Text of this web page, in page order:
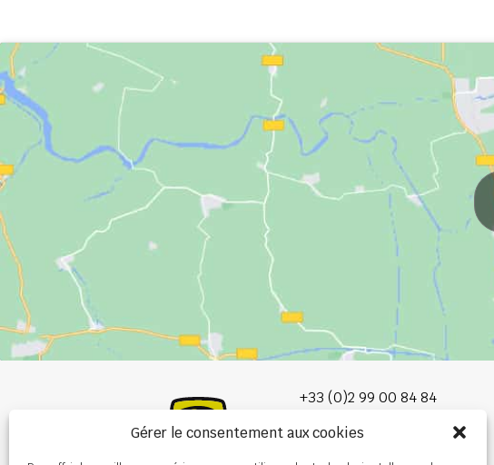
Gérer le consentement aux cookies
+33 (0)2 99 00 84 84
info@burel-group.com